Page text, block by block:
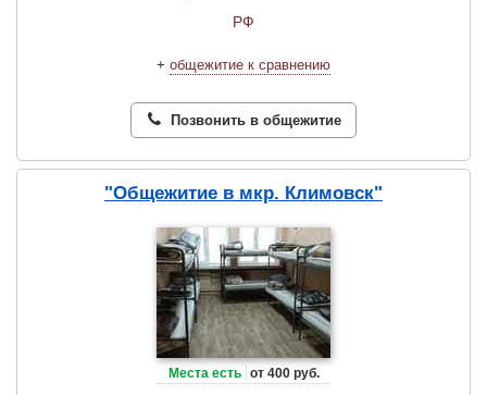
РФ
+ общежитие к сравнению
Позвонить в общежитие
"Общежитие в мкр. Климовск"
Места есть от 400 руб.